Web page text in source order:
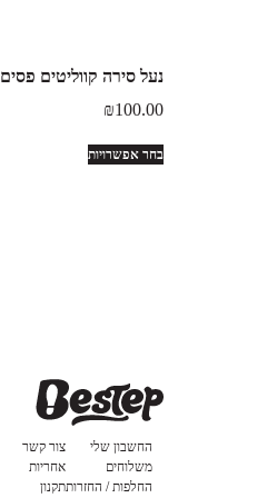
נעל סירה קווליטים פסים
₪100.00
בחר אפשרויות
החשבון שלי
משלוחים
החלפות / החזרות
צור קשר
אחריות
תקנון